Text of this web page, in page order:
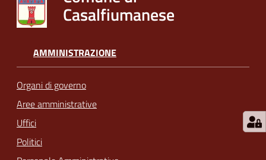
Casalfiumanese
AMMINISTRAZIONE
Organi di governo
Aree amministrative
Uffici
Politici